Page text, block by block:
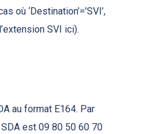
où ‘Destination’=’SVI’,
SVI ici).
au format E164. Par
est 09 80 50 60 70